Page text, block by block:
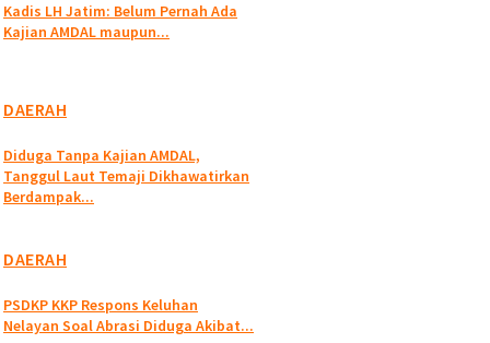
Kadis LH Jatim: Belum Pernah Ada
Kajian AMDAL maupun...
DAERAH
Diduga Tanpa Kajian AMDAL,
Tanggul Laut Temaji Dikhawatirkan
Berdampak...
DAERAH
PSDKP KKP Respons Keluhan
Nelayan Soal Abrasi Diduga Akibat...